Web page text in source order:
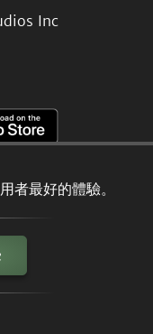
者最好的體驗。
Inc